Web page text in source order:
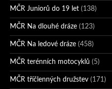
MČR Juniorů do 19 let (138)
MČR Na dlouhé dráze (123)
MČR Na ledové dráze (458)
MČR terénních motocyklů (5)
MČR tříčlenných družstev (171)